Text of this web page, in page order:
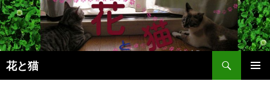
コ
ン
テ
ン
ツ
へ
花と猫
検
索